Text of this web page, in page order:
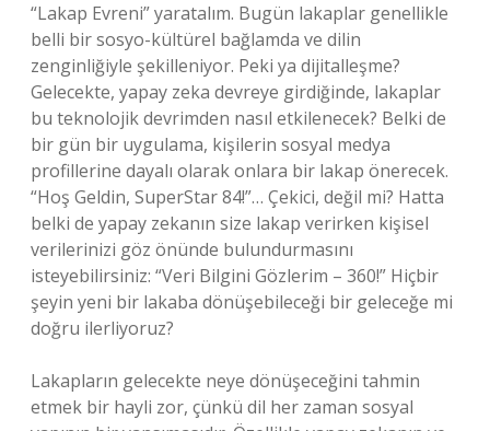
“Lakap Evreni” yaratalım. Bugün lakaplar genellikle
belli bir sosyo-kültürel bağlamda ve dilin
zenginliğiyle şekilleniyor. Peki ya dijitalleşme?
Gelecekte, yapay zeka devreye girdiğinde, lakaplar
bu teknolojik devrimden nasıl etkilenecek? Belki de
bir gün bir uygulama, kişilerin sosyal medya
profillerine dayalı olarak onlara bir lakap önerecek.
“Hoş Geldin, SuperStar 84!”… Çekici, değil mi? Hatta
belki de yapay zekanın size lakap verirken kişisel
verilerinizi göz önünde bulundurmasını
isteyebilirsiniz: “Veri Bilgini Gözlerim – 360!” Hiçbir
şeyin yeni bir lakaba dönüşebileceği bir geleceğe mi
doğru ilerliyoruz?
Lakapların gelecekte neye dönüşeceğini tahmin
etmek bir hayli zor, çünkü dil her zaman sosyal